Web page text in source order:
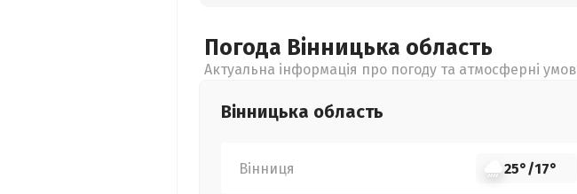
Погода Вінницька область
Актуальна інформація про погоду та атмосферні
Вінницька область
Вінниця 25°/17°